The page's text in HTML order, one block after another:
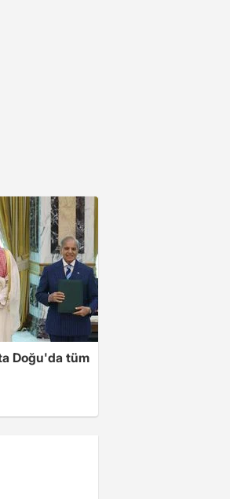
Doğu'da tüm